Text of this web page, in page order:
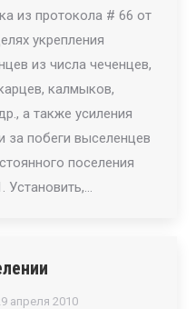
из протокола # 66 от
укрепления
из числа чеченцев,
калмыков,
а также усиления
за побеги выселенцев
поселения
Установить,…
апреля 2010